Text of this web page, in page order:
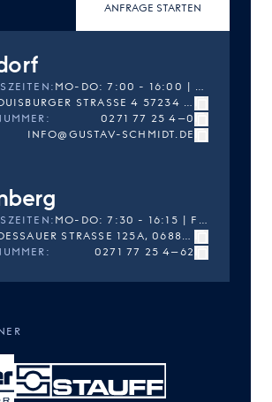
ANFRAGE STARTEN
:
MO-DO: 7:00 - 16:00 | FR: 7:00 - 14:30
DUISBURGER STRASSE 4 57234 WILNSDORF
:
0271 77 25 4–0
INFO@GUSTAV-SCHMIDT.DE
:
MO-DO: 7:30 - 16:15 | FR: 7:30 - 14:45
DESSAUER STRASSE 125A, 06886 LUTHERSTADT WITTENBERG
: 0271 77 25 4–62